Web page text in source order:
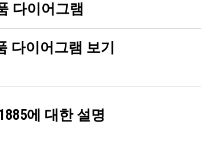
다이어그램
다이어그램 보기
에 대한 설명